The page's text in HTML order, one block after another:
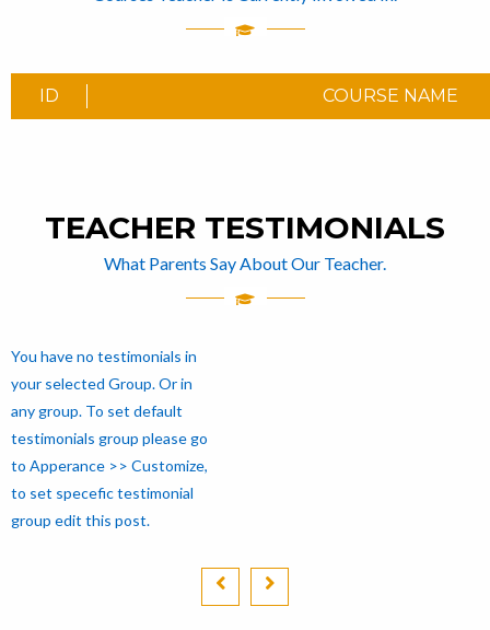
ID COURSE NAME
TEACHER TESTIMONIALS
What Parents Say About Our Teacher.
You have no testimonials in
your selected Group. Or in
any group. To set default
testimonials group please go
to Apperance >> Customize,
to set specefic testimonial
group edit this post.